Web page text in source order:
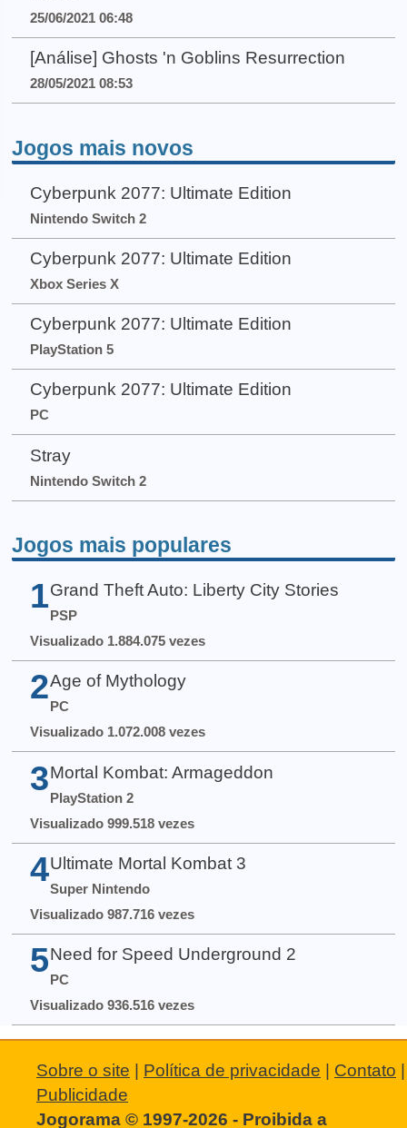
25/06/2021 06:48
[Análise] Ghosts 'n Goblins Resurrection
28/05/2021 08:53
Jogos mais novos
Cyberpunk 2077: Ultimate Edition
Nintendo Switch 2
Cyberpunk 2077: Ultimate Edition
Xbox Series X
Cyberpunk 2077: Ultimate Edition
PlayStation 5
Cyberpunk 2077: Ultimate Edition
PC
Stray
Nintendo Switch 2
Jogos mais populares
1 Grand Theft Auto: Liberty City Stories
PSP
Visualizado 1.884.075 vezes
2 Age of Mythology
PC
Visualizado 1.072.008 vezes
3 Mortal Kombat: Armageddon
PlayStation 2
Visualizado 999.518 vezes
4 Ultimate Mortal Kombat 3
Super Nintendo
Visualizado 987.716 vezes
5 Need for Speed Underground 2
PC
Visualizado 936.516 vezes
Sobre o site Política de privacidade Contato
Publicidade
Jogorama © 1997-2026 - Proibida a